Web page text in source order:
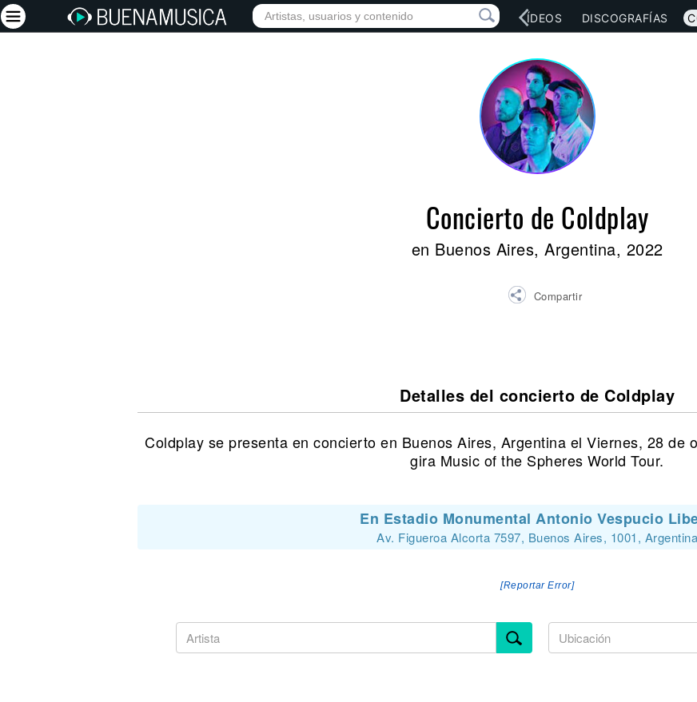
INICIO ARTISTAS RED SOCIAL MÚSICA VÍDEOS DISCOGRAFÍAS
Concierto de Coldplay
en Buenos Aires, Argentina, 2022
Compartir
Detalles del concierto de Coldplay
Coldplay se presenta en concierto en Buenos Aires, Argentina el Viernes, 28 de
gira Music of the Spheres World Tour.
En Estadio Monumental Antonio Vespucio
Av. Figueroa Alcorta 7597, Buenos Aires, 1001, Argentina
[Reportar Error]